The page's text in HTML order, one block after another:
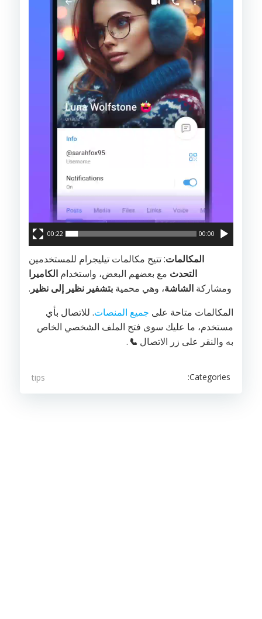
00:00
00:22
المكالمات: تتيح مكالمات تيليجرام للمستخدمين
التحدث مع بعضهم البعض، واستخدام الكاميرا
ومشاركة الشاشة، وهي محمية بتشفير نظير إلى نظير .
المكالمات متاحة على جميع المنصات. للاتصال بأي
مستخدم، ما عليك سوى فتح الملف الشخصي الخاص
به والنقر على زر الاتصال 📞
.
Categories:
tips